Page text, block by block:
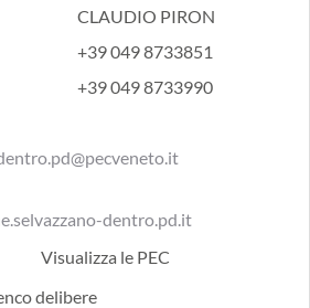
CLAUDIO PIRON
+39 049 8733851
+39 049 8733990
dentro.pd.it
Visualizza le PEC
delibere